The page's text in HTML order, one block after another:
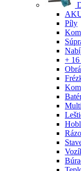
Píly
+ 16